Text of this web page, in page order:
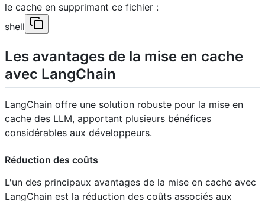
le cache en supprimant ce fichier :
shell
Les avantages de la mise en cache
avec LangChain
LangChain offre une solution robuste pour la mise en
cache des LLM, apportant plusieurs bénéfices
considérables aux développeurs.
Réduction des coûts
L'un des principaux avantages de la mise en cache avec
LangChain est la réduction des coûts associés aux